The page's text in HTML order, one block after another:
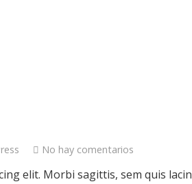
No hay comentarios
elit. Morbi sagittis, sem quis